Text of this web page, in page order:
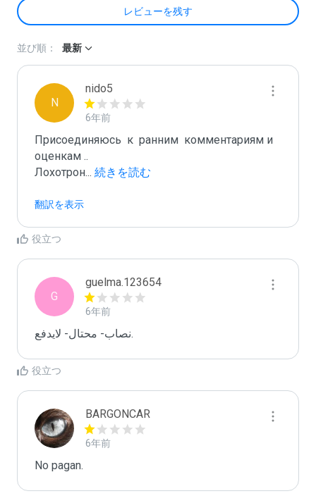
レビューを残す
並び順： 最新
N
nido5
6年前
Присоединяюсь  к  ранним  комментариям и
оценкам ..
Лохотрон... 続きを読む
翻訳を表示
役立つ
G
guelma.123654
6年前
نصاب- محتال- لايدفع.
役立つ
BARGONCAR
6年前
No pagan.